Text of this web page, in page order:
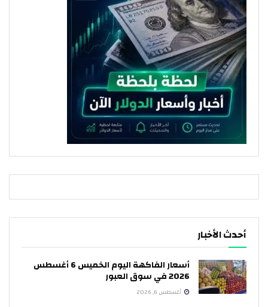
أحدث الأخبار
أسعار الفاكهة اليوم الخميس 6 أغسطس
2026 في سوق العبور
أغسطس 6, 2026